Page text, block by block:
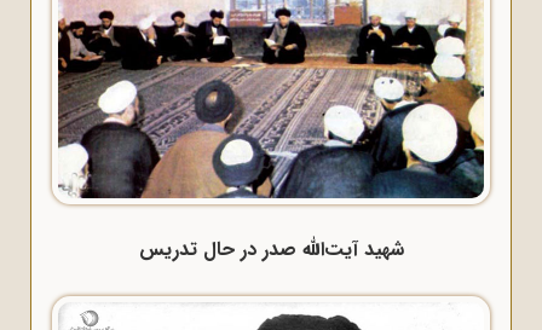
شهید آیت‌الله صدر در حال تدریس